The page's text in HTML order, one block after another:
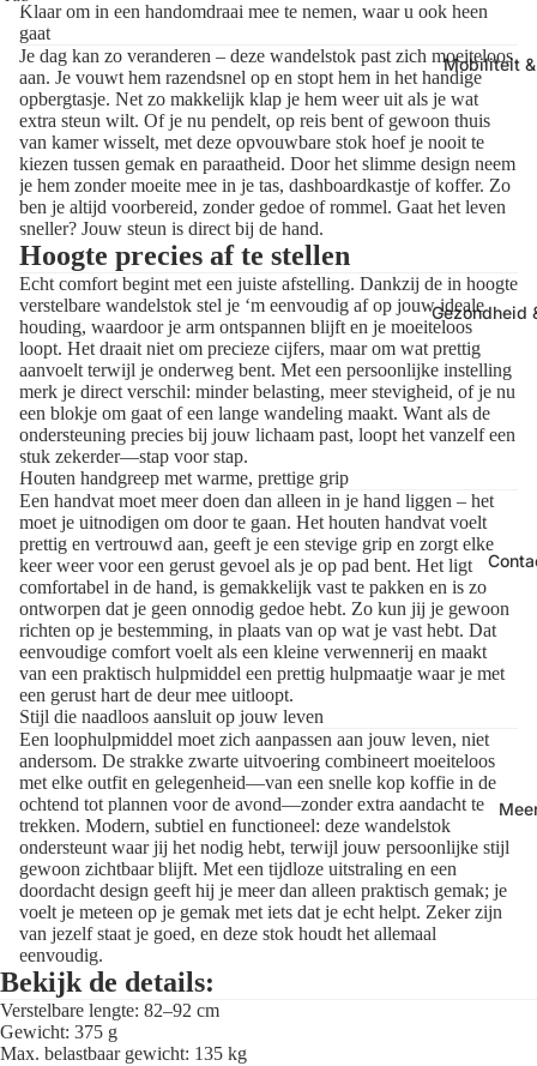
Mobiliteit
Gezondheid
Klaar om in een handomdraai mee te nemen, waar u ook heen
gaat
Je dag kan zo veranderen – deze wandelstok past zich moeiteloos
aan. Je vouwt hem razendsnel op en stopt hem in het handige
opbergtasje. Net zo makkelijk klap je hem weer uit als je wat
extra steun wilt. Of je nu pendelt, op reis bent of gewoon thuis
van kamer wisselt, met deze opvouwbare stok hoef je nooit te
kiezen tussen gemak en paraatheid. Door het slimme design neem
je hem zonder moeite mee in je tas, dashboardkastje of koffer. Zo
ben je altijd voorbereid, zonder gedoe of rommel. Gaat het leven
sneller? Jouw steun is direct bij de hand.
Hoogte precies af te stellen
Echt comfort begint met een juiste afstelling. Dankzij de in hoogte
verstelbare wandelstok stel je ‘m eenvoudig af op jouw ideale
houding, waardoor je arm ontspannen blijft en je moeiteloos
loopt. Het draait niet om precieze cijfers, maar om wat prettig
aanvoelt terwijl je onderweg bent. Met een persoonlijke instelling
merk je direct verschil: minder belasting, meer stevigheid, of je nu
een blokje om gaat of een lange wandeling maakt. Want als de
ondersteuning precies bij jouw lichaam past, loopt het vanzelf een
stuk zekerder—stap voor stap.
Houten handgreep met warme, prettige grip
Een handvat moet meer doen dan alleen in je hand liggen – het
moet je uitnodigen om door te gaan. Het houten handvat voelt
prettig en vertrouwd aan, geeft je een stevige grip en zorgt elke
keer weer voor een gerust gevoel als je op pad bent. Het ligt
comfortabel in de hand, is gemakkelijk vast te pakken en is zo
ontworpen dat je geen onnodig gedoe hebt. Zo kun jij je gewoon
richten op je bestemming, in plaats van op wat je vast hebt. Dat
eenvoudige comfort voelt als een kleine verwennerij en maakt
van een praktisch hulpmiddel een prettig hulpmaatje waar je met
een gerust hart de deur mee uitloopt.
Stijl die naadloos aansluit op jouw leven
Een loophulpmiddel moet zich aanpassen aan jouw leven, niet
andersom. De strakke zwarte uitvoering combineert moeiteloos
met elke outfit en gelegenheid—van een snelle kop koffie in de
ochtend tot plannen voor de avond—zonder extra aandacht te
trekken. Modern, subtiel en functioneel: deze wandelstok
ondersteunt waar jij het nodig hebt, terwijl jouw persoonlijke stijl
gewoon zichtbaar blijft. Met een tijdloze uitstraling en een
doordacht design geeft hij je meer dan alleen praktisch gemak; je
voelt je meteen op je gemak met iets dat je echt helpt. Zeker zijn
van jezelf staat je goed, en deze stok houdt het allemaal
eenvoudig.
Bekijk de details:
Verstelbare lengte: 82–92 cm
Gewicht: 375 g
Max. belastbaar gewicht: 135 kg